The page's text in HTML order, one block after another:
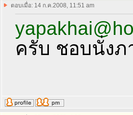
ตอบเมื่อ: 14 ก.ค.2008, 11:51 am
ครับ ชอบนั่งภ